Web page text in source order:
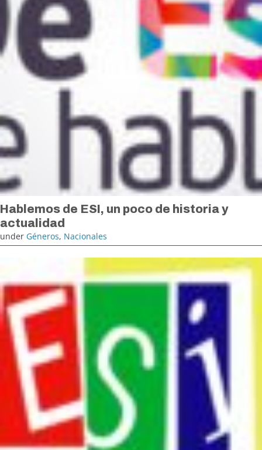
Hablemos de ESI, un poco de historia y
actualidad
under Géneros, Nacionales